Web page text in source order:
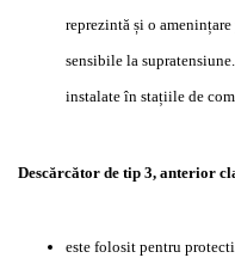
reprezintă și o
sensibile la supratensiune.
instalate în stațiile de
Descărcător de tip 3, anterior
este folosit pentru